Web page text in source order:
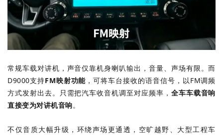
常规车载对讲机，声音仅靠机身喇叭输出，音量、声场有限。而
D9000支持FM映射功能 ，可将车台接收的语音信号，以FM调频
方式发射出去。只需把汽车收音机调至对应频率， 全车车载音响
直接变为对讲机音响。
不仅音质大幅升级，环绕声场更通透，空旷越野、大型工程车